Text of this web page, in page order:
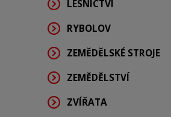
LESNICTVÍ
RYBOLOV
ZEMĚDĚLSKÉ STROJE
ZEMĚDĚLSTVÍ
ZVÍŘATA